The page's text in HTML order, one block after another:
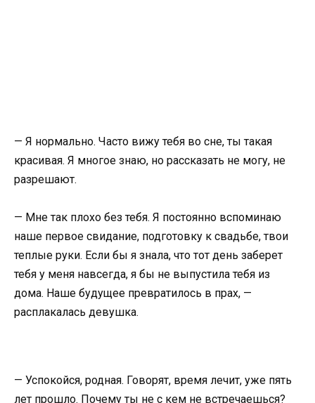
— Я нормально. Часто вижу тебя во сне, ты такая
красивая. Я многое знаю, но рассказать не могу, не
разрешают.
— Мне так плохо без тебя. Я постоянно вспоминаю
наше первое свидание, подготовку к свадьбе, твои
теплые руки. Если бы я знала, что тот день заберет
тебя у меня навсегда, я бы не выпустила тебя из
дома. Наше будущее превратилось в прах, —
расплакалась девушка.
— Успокойся, родная. Говорят, время лечит, уже пять
лет прошло. Почему ты не с кем не встречаешься?